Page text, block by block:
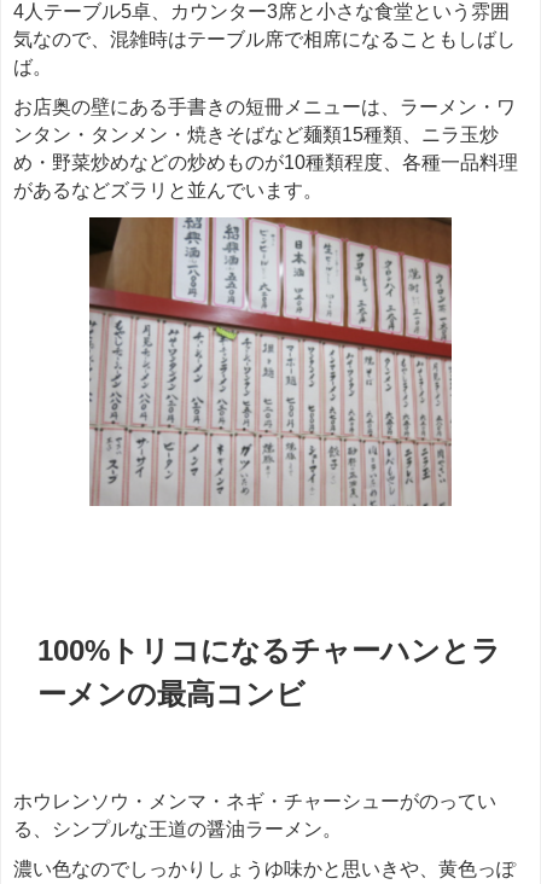
4人テーブル5卓、カウンター3席と小さな食堂という雰囲
気なので、混雑時はテーブル席で相席になることもしばし
ば。
お店奥の壁にある手書きの短冊メニューは、ラーメン・ワ
ンタン・タンメン・焼きそばなど麺類15種類、ニラ玉炒
め・野菜炒めなどの炒めものが10種類程度、各種一品料理
があるなどズラリと並んでいます。
100%トリコになるチャーハンとラ
ーメンの最高コンビ
ホウレンソウ・メンマ・ネギ・チャーシューがのってい
る、シンプルな王道の醤油ラーメン。
濃い色なのでしっかりしょうゆ味かと思いきや、黄色っぽ